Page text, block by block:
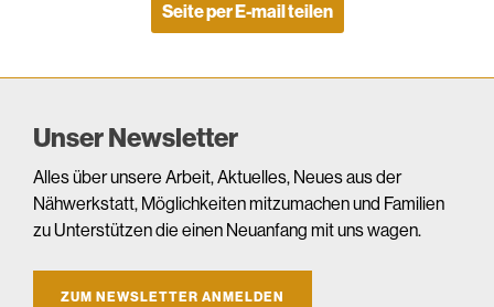
Seite per E-mail teilen
Unser Newsletter
Alles über unsere Arbeit, Aktuelles, Neues aus der
Nähwerkstatt, Möglichkeiten mitzumachen und Familien
zu Unterstützen die einen Neuanfang mit uns wagen.
ZUM NEWSLETTER ANMELDEN